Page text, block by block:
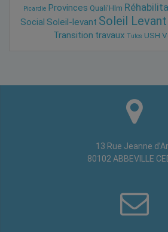
Picardie Provinces Quali'Hlm
Social Soleil-levant Soleil Levant
Transition travaux Tutos USH
13 Rue Jeanne
80102 ABBEVILLE